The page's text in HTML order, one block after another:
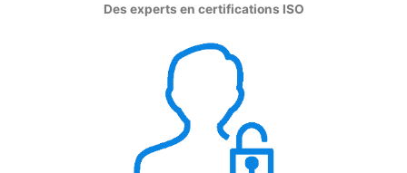
Des experts en certifications ISO